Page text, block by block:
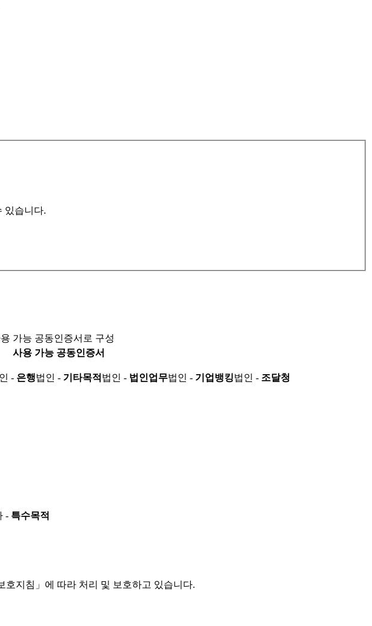
있습니다.
가능 공동인증서로 구성
사용 가능 공동인증서
- 은행법인 - 기타목적 법인 - 법인업무법인 - 기업뱅킹법인 - 조달청
- 특수목적
지침」에 따라 처리 및 보호하고 있습니다.